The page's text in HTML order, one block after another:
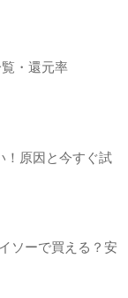
・還元率
！原因と今すぐ試
ソーで買える？安